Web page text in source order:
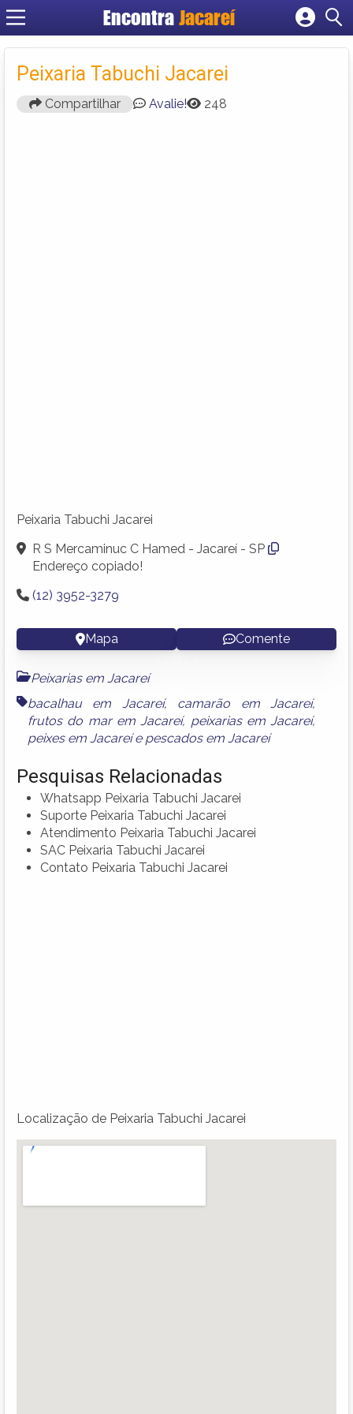
Encontra Jacareí
Cadastrar empresa
Criar conta
Peixaria Tabuchi Jacarei
Compartilhar Avalie! 248
Peixaria Tabuchi Jacarei
R S Mercaminuc C Hamed - Jacareí - SP
Endereço copiado!
(12) 3952-3279
Mapa Comente
Peixarias em Jacareí
bacalhau em Jacareí, camarão em Jacareí,
frutos do mar em Jacareí, peixarias em Jacareí,
peixes em Jacareíe pescados em Jacareí
Pesquisas Relacionadas
Whatsapp Peixaria Tabuchi Jacarei
Suporte Peixaria Tabuchi Jacarei
Atendimento Peixaria Tabuchi Jacarei
SAC Peixaria Tabuchi Jacarei
Contato Peixaria Tabuchi Jacarei
Localização de Peixaria Tabuchi Jacarei